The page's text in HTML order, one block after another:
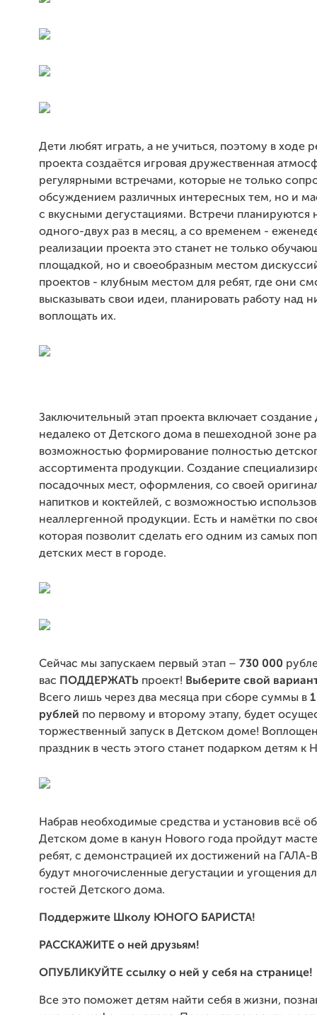
Дети любят играть, а не учиться, поэтому в ходе
проекта создаётся игровая дружественная
регулярными встречами, которые не только
обсуждением различных интересных тем, но и
с вкусными дегустациями. Встречи планируются
одного-двух раз в месяц, а со временем -
реализации проекта это станет не только
площадкой, но и своеобразным местом
проектов - клубным местом для ребят, где они
высказывать свои идеи, планировать работу над
воплощать их.
Заключительный этап проекта включает создание
недалеко от Детского дома в пешеходной зоне
возможностью формирование полностью
ассортимента продукции. Создание
посадочных мест, оформления, со своей
напитков и коктейлей, с возможностью
неаллергенной продукции. Есть и намётки по
которая позволит сделать его одним из самых
детских мест в городе.
Сейчас мы запускаем первый этап – 730 000
вас ПОДДЕРЖАТЬ проект! Выберите свой
Всего лишь через два месяца при сборе суммы в
рублей по первому и второму этапу, будет
торжественный запуск в Детском доме!
праздник в честь этого станет подарком детям к
Набрав необходимые средства и установив всё
Детском доме в канун Нового года пройдут
ребят, с демонстрацией их достижений на ГАЛА-
будут многочисленные дегустации и угощения
гостей Детского дома.
Поддержите Школу ЮНОГО БАРИСТА!
РАССКАЖИТЕ о ней друзьям!
ОПУБЛИКУЙТЕ ссылку о ней у себя на странице!
Все это поможет детям найти себя в жизни,